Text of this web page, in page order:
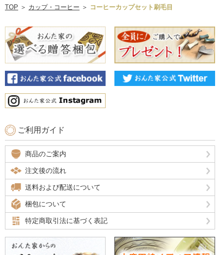
TOP ＞ カップ・コーヒー ＞ コーヒーカップセット刷毛目
ご利用ガイド
商品のご案内
注文後の流れ
送料および配送について
梱包について
特定商取引法に基づく表記